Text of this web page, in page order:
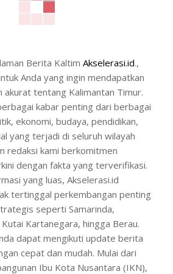
Berita Kaltim Akselerasi.id.,
Anda yang ingin mendapatkan
tentang Kalimantan Timur.
kabar penting dari berbagai
ekonomi, budaya, pendidikan,
yang terjadi di seluruh wilayah
redaksi kami berkomitmen
dengan fakta yang terverifikasi.
yang luas, Akselerasi.id
tertinggal perkembangan penting
seperti Samarinda,
Kartanegara, hingga Berau.
dapat mengikuti update berita
cepat dan mudah. Mulai dari
Ibu Kota Nusantara (IKN),